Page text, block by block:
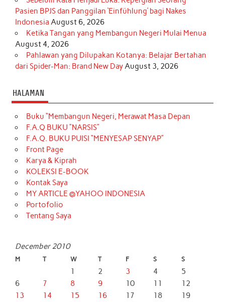
Pasien BPJS dan Panggilan ‘Einfühlung’ bagi Nakes
Indonesia August 6, 2026
Ketika Tangan yang Membangun Negeri Mulai Menua
August 4, 2026
Pahlawan yang Dilupakan Kotanya: Belajar Bertahan
dari Spider-Man: Brand New DayAugust 3, 2026
HALAMAN
Buku “Membangun Negeri, Merawat Masa Depan
F.A.Q BUKU “NARSIS”
F.A.Q. BUKU PUISI “MENYESAP SENYAP”
Front Page
Karya & Kiprah
KOLEKSI E-BOOK
Kontak Saya
MY ARTICLE @YAHOO INDONESIA
Portofolio
Tentang Saya
December 2010
M T W T F S S
1 2 3 4
5
6
7 8 9 10 11
12
13
14 15 16 17 18
19